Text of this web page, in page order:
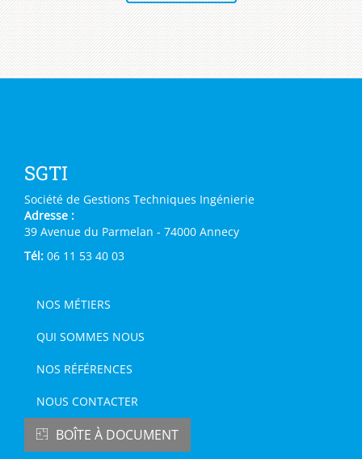
SGTI
Société de Gestions Techniques Ingénierie
Adresse :
39 Avenue du Parmelan - 74000 Annecy
Tél: 06 11 53 40 03
main
footer
NOS MÉTIERS
QUI SOMMES NOUS
NOS RÉFÉRENCES
NOUS CONTACTER
MenuBOÎTE À DOCUMENT